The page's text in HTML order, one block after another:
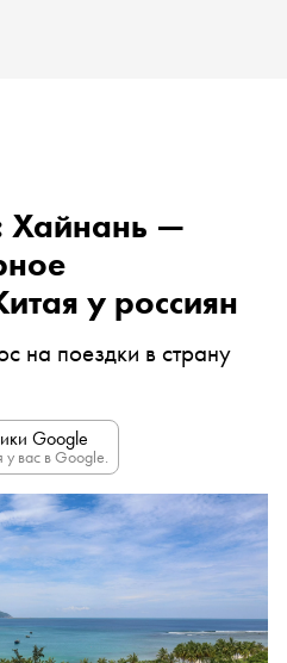
Хайнань —
у россиян
на поездки в страну
Google
у вас в Google.